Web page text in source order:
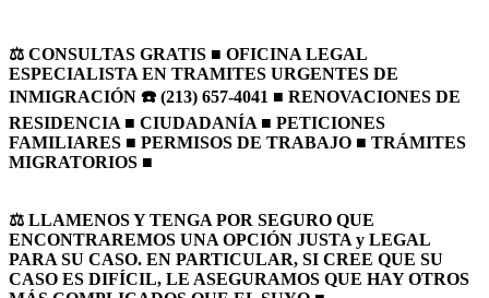
⚖️ CONSULTAS GRATIS ■ OFICINA LEGAL
ESPECIALISTA EN TRAMITES URGENTES DE
INMIGRACIÓN ☎️ (213) 657-4041 ■ RENOVACIONES DE
RESIDENCIA ■ CIUDADANÍA ■ PETICIONES
FAMILIARES ■ PERMISOS DE TRABAJO ■ TRÁMITES
MIGRATORIOS ■
⚖️ LLAMENOS Y TENGA POR SEGURO QUE
ENCONTRAREMOS UNA OPCIÓN JUSTA y LEGAL
PARA SU CASO. EN PARTICULAR, SI CREE QUE SU
CASO ES DIFÍCIL, LE ASEGURAMOS QUE HAY OTROS